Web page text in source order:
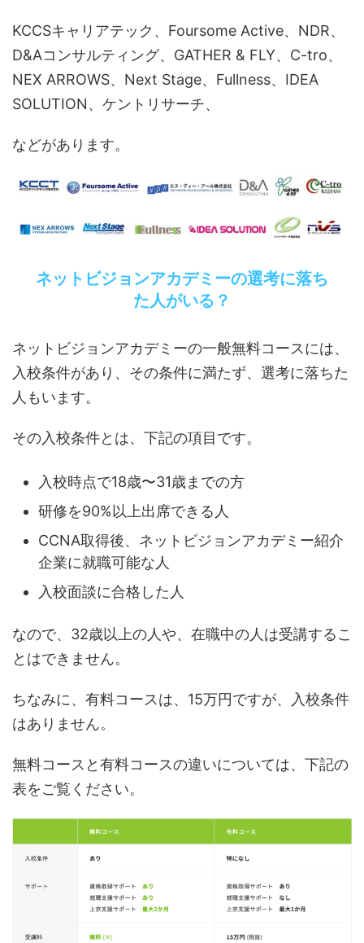
KCCSキャリアテック、Foursome Active、NDR、
D&Aコンサルティング、GATHER & FLY、C-tro、
NEX ARROWS、Next Stage、Fullness、IDEA
SOLUTION、ケントリサーチ、
などがあります。
ネットビジョンアカデミーの選考に落ち
た人がいる？
ネットビジョンアカデミーの一般無料コースには、
入校条件があり、その条件に満たず、選考に落ちた
人もいます。
その入校条件とは、下記の項目です。
入校時点で18歳〜31歳までの方
研修を90%以上出席できる人
CCNA取得後、ネットビジョンアカデミー紹介
企業に就職可能な人
入校面談に合格した人
なので、32歳以上の人や、在職中の人は受講するこ
とはできません。
ちなみに、有料コースは、15万円ですが、入校条件
はありません。
無料コースと有料コースの違いについては、下記の
表をご覧ください。